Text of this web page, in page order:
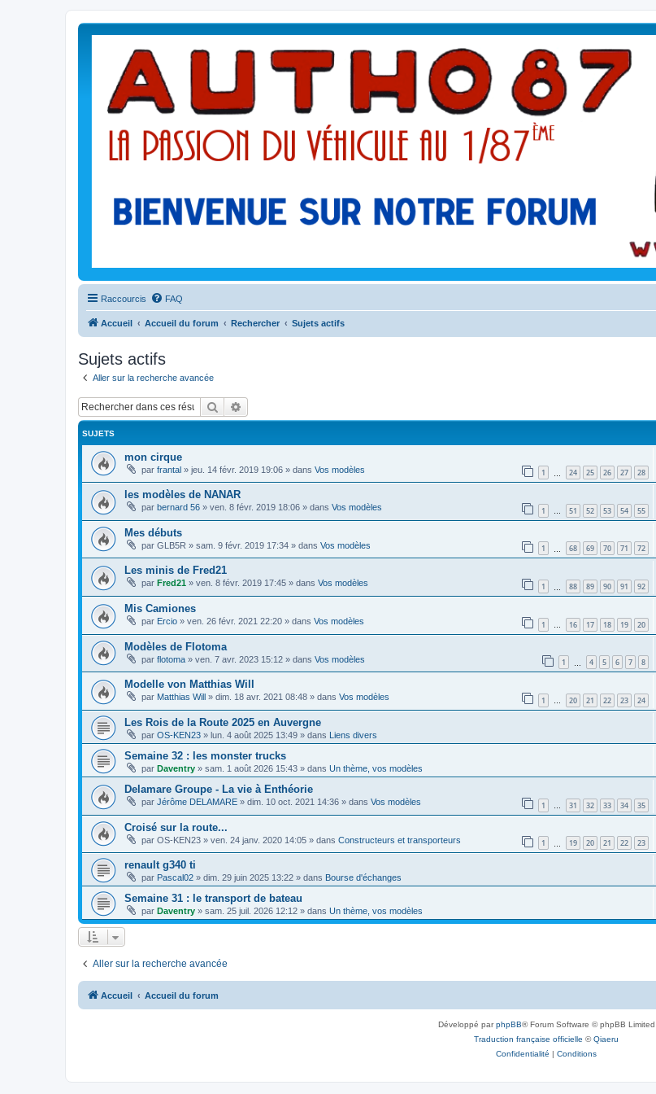
Raccourcis FAQ
Accueil Accueil du forum Rechercher Sujets actifs
Sujets actifs
Aller sur la recherche avancée
Rechercher
SUJETS
mon cirque
par frantal » jeu. 14 févr. 2019 19:06 » dans Vos modèles 1 24 25 26 27 28
les modèles de NANAR
par bernard 56 » ven. 8 févr. 2019 18:06 » dans Vos modèles 1 … 51 52 53 54 55
Mes débuts
par GLB5R » sam. 9 févr. 2019 17:34 » dans Vos modèles 1 68 69 70 71 72
Les minis de Fred21
par Fred21 » ven. 8 févr. 2019 17:45 » dans Vos modèles 1 88 89 90 91 92
Mis Camiones
par Ercio » ven. 26 févr. 2021 22:20 » dans Vos modèles 1 … 16 17 18 19 20
Modèles de Flotoma
par flotoma » ven. 7 avr. 2023 15:12 » dans Vos modèles 1 4 5 6 7 8
Modelle von Matthias Will
par Matthias Will » dim. 18 avr. 2021 08:48 » dans Vos modèles 1 … 20 21 22 23 24
Les Rois de la Route 2025 en Auvergne
par OS-KEN23 » lun. 4 août 2025 13:49 » dans Liens divers
Semaine 32 : les monster trucks
par Daventry » sam. 1 août 2026 15:43 » dans Un thème, vos modèles
Delamare Groupe - La vie à Enthéorie
par Jérôme DELAMARE » dim. 10 oct. 2021 14:36 » dans Vos modèles 1 … 31 32 33 34 35
Croisé sur la route...
par OS-KEN23 » ven. 24 janv. 2020 14:05 » dans Constructeurs et transporteurs 1 19 20 21 22 23
renault g340 ti
par Pascal02 » dim. 29 juin 2025 13:22 » dans Bourse d'échanges
Semaine 31 : le transport de bateau
par Daventry » sam. 25 juil. 2026 12:12 » dans Un thème, vos modèles
Aller sur la recherche avancée
Accueil Accueil du forum
Développé parphpBB® Forum Software © phpBB Limited
Traduction française officielle ©Qiaeru
Confidentialité | Conditions